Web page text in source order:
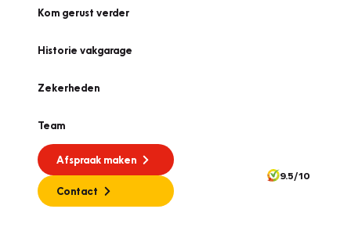
Kom gerust verder
Historie vakgarage
Zekerheden
Team
Afspraak maken
Contact
9.5/10